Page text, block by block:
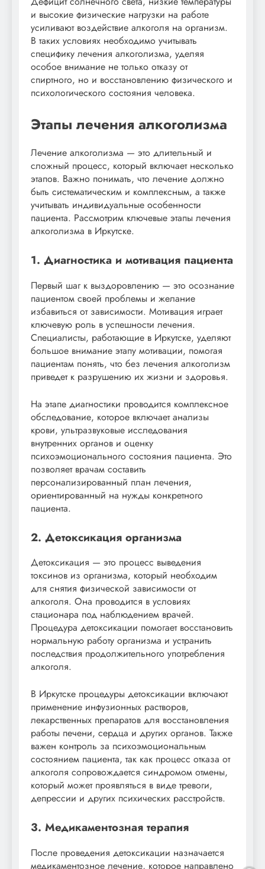
и высокие физические нагрузки на работе
усиливают воздействие алкоголя на организм.
В таких условиях необходимо учитывать
специфику лечения алкоголизма, уделяя
особое внимание не только отказу от
спиртного, но и восстановлению физического и
психологического состояния человека.
Этапы лечения алкоголизма
Лечение алкоголизма — это длительный и
сложный процесс, который включает несколько
этапов. Важно понимать, что лечение должно
быть систематическим и комплексным, а также
учитывать индивидуальные особенности
пациента. Рассмотрим ключевые этапы лечения
алкоголизма в Иркутске.
1. Диагностика и мотивация пациента
Первый шаг к выздоровлению — это осознание
пациентом своей проблемы и желание
избавиться от зависимости. Мотивация играет
ключевую роль в успешности лечения.
Специалисты, работающие в Иркутске, уделяют
большое внимание этапу мотивации, помогая
пациентам понять, что без лечения алкоголизм
приведет к разрушению их жизни и здоровья.
На этапе диагностики проводится комплексное
обследование, которое включает анализы
крови, ультразвуковые исследования
внутренних органов и оценку
психоэмоционального состояния пациента. Это
позволяет врачам составить
персонализированный план лечения,
ориентированный на нужды конкретного
пациента.
2. Детоксикация организма
Детоксикация — это процесс выведения
токсинов из организма, который необходим
для снятия физической зависимости от
алкоголя. Она проводится в условиях
стационара под наблюдением врачей.
Процедура детоксикации помогает восстановить
нормальную работу организма и устранить
последствия продолжительного употребления
алкоголя.
В Иркутске процедуры детоксикации включают
применение инфузионных растворов,
лекарственных препаратов для восстановления
работы печени, сердца и других органов. Также
важен контроль за психоэмоциональным
состоянием пациента, так как процесс отказа от
алкоголя сопровождается синдромом отмены,
который может проявляться в виде тревоги,
депрессии и других психических расстройств.
3. Медикаментозная терапия
После проведения детоксикации назначается
медикаментозное лечение, которое направлено